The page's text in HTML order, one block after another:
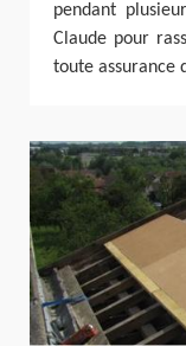
pendant
Claude pour
toute assurance